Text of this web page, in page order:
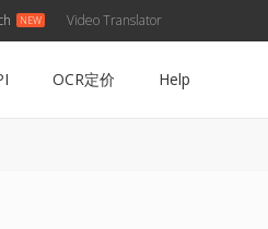
Video Translator
OCR定价 Help